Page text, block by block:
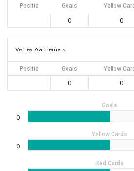
Positie Goals Yellow
0 0
Verhey Aannemers
Positie Goals Yellow
0 0
Goals
0
Yellow Cards
0
Red Cards